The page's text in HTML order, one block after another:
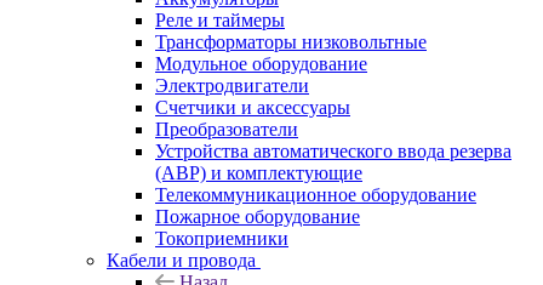
Реле и таймеры
Трансформаторы низковольтные
Модульное оборудование
Электродвигатели
Счетчики и аксессуары
Преобразователи
Устройства автоматического ввода резерва
(АВР) и комплектующие
Телекоммуникационное оборудование
Пожарное оборудование
Токоприемники
Кабели и провода